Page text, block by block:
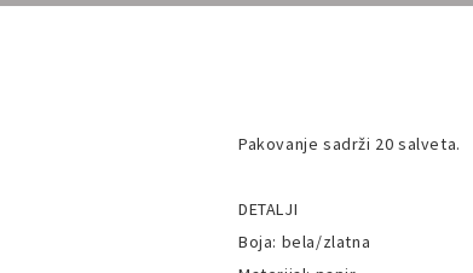
Pakovanje sadrži 20 salveta.
DETALJI
Boja: bela/zlatna